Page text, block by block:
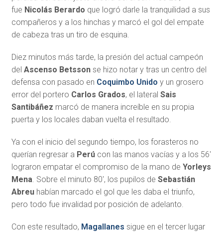
fue Nicolás Berardo que logró darle la tranquilidad a sus
compañeros y a los hinchas y marcó el gol del empate
de cabeza tras un tiro de esquina.
Diez minutos más tarde, la presión del actual campeón
del Ascenso Betsson se hizo notar y tras un centro del
defensa con pasado en Coquimbo Unido y un grosero
error del portero Carlos Grados, el lateral Sais
Santibáñez marcó de manera increíble en su propia
puerta y los locales daban vuelta el resultado.
Ya con el inicio del segundo tiempo, los forasteros no
querían regresar a Perú con las manos vacías y a los 56′
lograron empatar el compromiso de la mano de Yorleys
Mena. Sobre el minuto 80′, los pupilos de Sebastián
Abreuhabían marcado el gol que les daba el triunfo,
pero todo fue invalidad por posición de adelanto.
Con este resultado, Magallanes sigue en el tercer lugar